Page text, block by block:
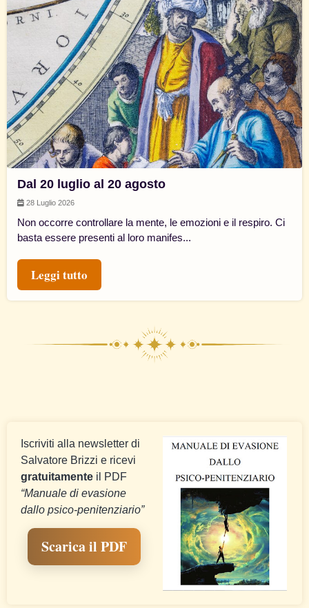
Dal 20 luglio al 20 agosto
28 Luglio 2026
Non occorre controllare la mente, le emozioni e il respiro. Ci
basta essere presenti al loro manifes...
Leggi tutto
Iscriviti alla newsletter di
Salvatore Brizzi e ricevi
gratuitamente il PDF
“Manuale di evasione
dallo psico-penitenziario”
Scarica il PDF